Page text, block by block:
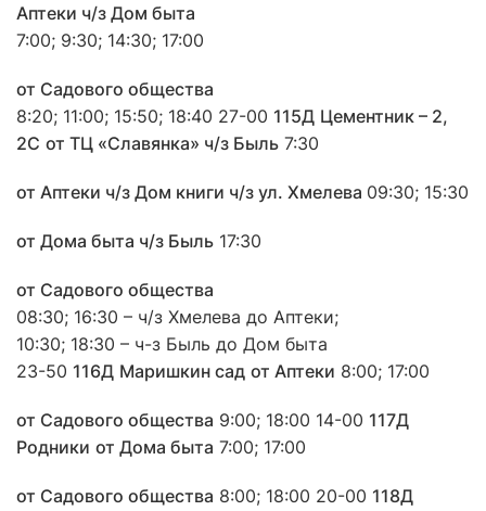
Аптеки ч/з Дом быта
7:00; 9:30; 14:30; 17:00
от Садового общества
8:20; 11:00; 15:50; 18:40 27-00 115Д Цементник – 2,
2С от ТЦ «Славянка» ч/з Быль 7:30
от Аптеки ч/з Дом книги ч/з ул. Хмелева 09:30; 15:30
от Дома быта ч/з Быль 17:30
от Садового общества
08:30; 16:30 – ч/з Хмелева до Аптеки;
10:30; 18:30 – ч-з Быль до Дом быта
23-50 116Д Маришкин сад от Аптеки 8:00; 17:00
от Садового общества 9:00; 18:00 14-00 117Д
Родники от Дома быта 7:00; 17:00
от Садового общества 8:00; 18:00 20-00 118Д